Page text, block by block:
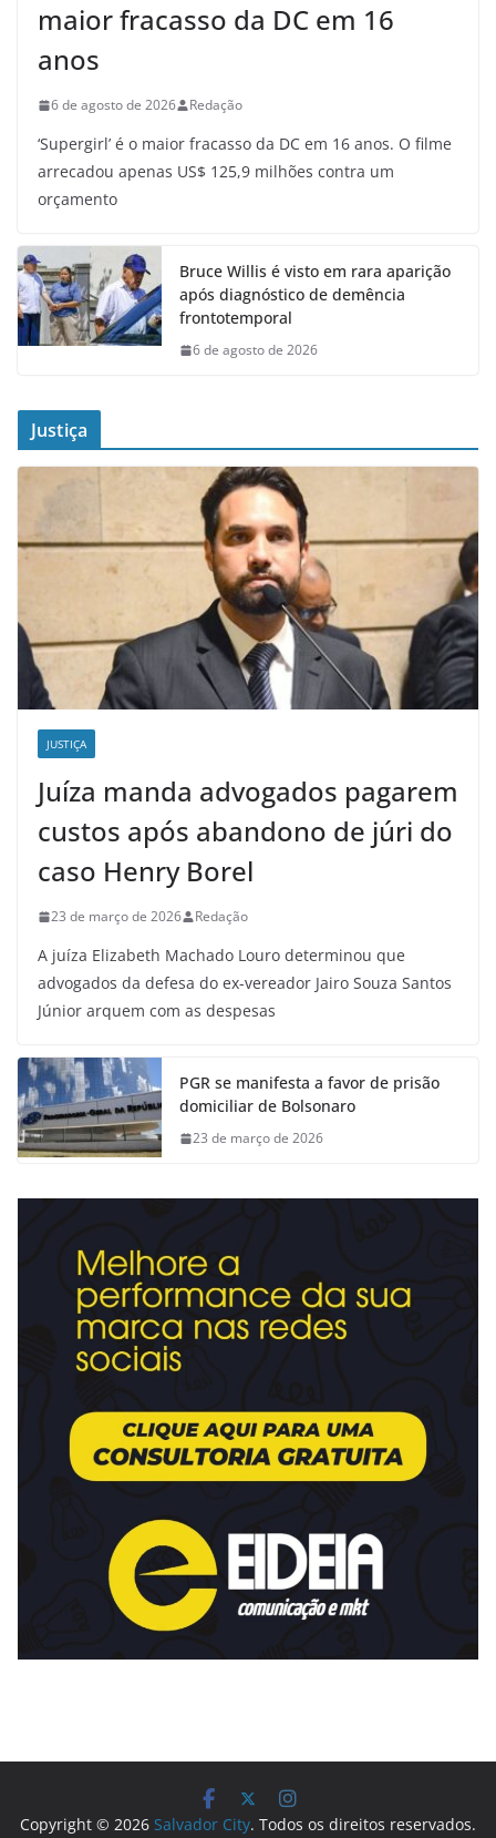
maior fracasso da DC em 16
anos
6 de agosto de 2026 Redação
‘Supergirl’ é o maior fracasso da DC em 16 anos. O filme
arrecadou apenas US$ 125,9 milhões contra um
orçamento
Bruce Willis é visto em rara aparição
após diagnóstico de demência
frontotemporal
6 de agosto de 2026
Justiça
JUSTIÇA
Juíza manda advogados pagarem
custos após abandono de júri do
caso Henry Borel
23 de março de 2026 Redação
A juíza Elizabeth Machado Louro determinou que
advogados da defesa do ex-vereador Jairo Souza Santos
Júnior arquem com as despesas
PGR se manifesta a favor de prisão
domiciliar de Bolsonaro
23 de março de 2026
Copyright © 2026 Salvador City. Todos os direitos reservados.